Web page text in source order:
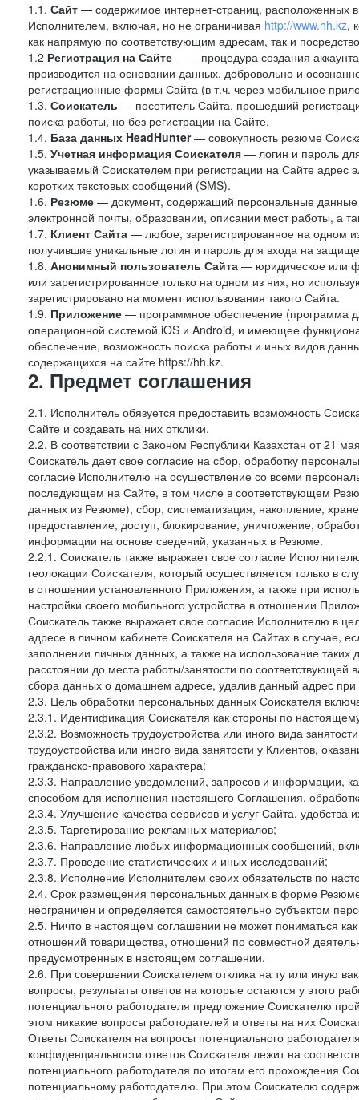
1.1. Сайт — содержимое интернет-страниц, расположенных
Исполнителем, включая, но не ограничивая http://www.hh.kz,
как напрямую по соответствующим адресам, так и
1.2 Регистрация на Сайте —— процедура создания
производится на основании данных, добровольно и
регистрационные формы Сайта (в т.ч. через мобильное
1.3. Соискатель — посетитель Сайта, прошедший
поиска работы, но без регистрации на Сайте.
1.4. База данных HeadHunter— совокупность резюме
1.5. Учетная информация Соискателя — логин и пароль
указываемый Соискателем при регистрации на Сайте
коротких текстовых сообщений (SMS).
1.6. Резюме — документ, содержащий персональные
электронной почты, образовании, описании мест работы, а
1.7. Клиент Сайта — любое, зарегистрированное на одном
получившие уникальные логин и пароль для входа на
1.8. Анонимный пользователь Сайта — юридическое или
или зарегистрированное только на одном из них, но
зарегистрировано на момент использования такого Сайта.
1.9. Приложение — программное обеспечение (программа
операционной системой iOS и Android, и имеющее
обеспечение, возможность поиска работы и иных видов
содержащихся на сайте https://hh.kz.
2. Предмет соглашения
2.1. Исполнитель обязуется предоставить возможность
Сайте и создавать на них отклики.
2.2. В соответствии с Законом Республики Казахстан от
Соискатель дает свое согласие на сбор, обработку
согласие Исполнителю на осуществление со всеми
последующем на Сайте, в том числе в соответствующем
данных из Резюме), сбор, систематизация, накопление,
предоставление, доступ, блокирование, уничтожение,
информации на основе сведений, указанных в Резюме.
2.2.1. Соискатель также выражает свое согласие
геолокации Соискателя, который осуществляется только в
в отношении установленного Приложения, а также при
настройки своего мобильного устройства в отношении
Соискатель также выражает свое согласие Исполнителю в
адресе в личном кабинете Соискателя на Сайтах в случае,
заполнении личных данных, а также на использование
расстоянии до места работы/занятости по соответствующей
сбора данных о домашнем адресе, удалив данный адрес при
2.3. Цель обработки персональных данных Соискателя
2.3.1. Идентификация Соискателя как стороны по
2.3.2. Возможность трудоустройства или иного вида
трудоустройства или иного вида занятости у Клиентов,
гражданско-правового характера;
2.3.3. Направление уведомлений, запросов и информации,
способом для исполнения настоящего Соглашения,
2.3.4. Улучшение качества сервисов и услуг Сайта, удобства
2.3.5. Таргетирование рекламных материалов;
2.3.6. Направление любых информационных сообщений,
2.3.7. Проведение статистических и иных исследований;
2.3.8. Исполнение Исполнителем своих обязательств по
2.4. Срок размещения персональных данных в форме
неограничен и определяется самостоятельно субъектом
2.5. Ничто в настоящем соглашении не может пониматься
отношений товарищества, отношений по совместной
предусмотренных в настоящем соглашении.
2.6. При совершении Соискателем отклика на ту или иную
вопросы, результаты ответов на которые остаются у этого
потенциального работодателя предложение Соискателю
этом никакие вопросы работодателей и ответы на них
Ответы Соискателя на вопросы потенциального
конфиденциальности ответов Соискателя лежит на
потенциального работодателя по итогам его прохождения
потенциальному работодателю. При этом Соискателю